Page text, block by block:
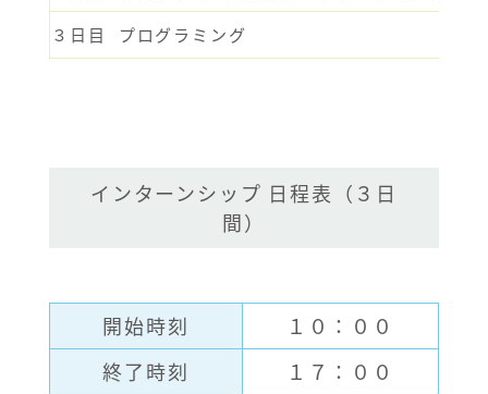
３日目 プログラミング
インターンシップ 日程表（３日
間）
開始時刻
１０：００
終了時刻
１７：００